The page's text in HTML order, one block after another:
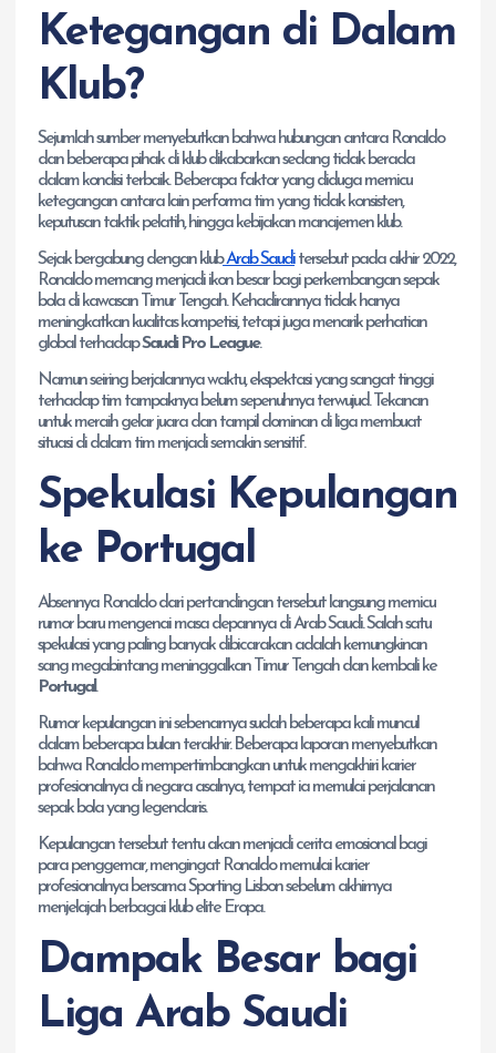
Ketegangan di Dalam
Klub?
Sejumlah sumber menyebutkan bahwa hubungan antara Ronaldo
dan beberapa pihak di klub dikabarkan sedang tidak berada
dalam kondisi terbaik. Beberapa faktor yang diduga memicu
ketegangan antara lain performa tim yang tidak konsisten,
keputusan taktik pelatih, hingga kebijakan manajemen klub.
Sejak bergabung dengan klubArab Sauditersebut pada akhir 2022,
Ronaldo memang menjadi ikon besar bagi perkembangan sepak
bola di kawasan Timur Tengah. Kehadirannya tidak hanya
meningkatkan kualitas kompetisi, tetapi juga menarik perhatian
global terhadapSaudi Pro League.
Namun seiring berjalannya waktu, ekspektasi yang sangat tinggi
terhadap tim tampaknya belum sepenuhnya terwujud. Tekanan
untuk meraih gelar juara dan tampil dominan di liga membuat
situasi di dalam tim menjadi semakin sensitif.
Spekulasi Kepulangan
ke Portugal
Absennya Ronaldo dari pertandingan tersebut langsung memicu
rumor baru mengenai masa depannya di Arab Saudi. Salah satu
spekulasi yang paling banyak dibicarakan adalah kemungkinan
sang megabintang meninggalkan Timur Tengah dan kembali ke
Portugal.
Rumor kepulangan ini sebenarnya sudah beberapa kali muncul
dalam beberapa bulan terakhir. Beberapa laporan menyebutkan
bahwa Ronaldo mempertimbangkan untuk mengakhiri karier
profesionalnya di negara asalnya, tempat ia memulai perjalanan
sepak bola yang legendaris.
Kepulangan tersebut tentu akan menjadi cerita emosional bagi
para penggemar, mengingat Ronaldo memulai karier
profesionalnya bersama Sporting Lisbon sebelum akhirnya
menjelajah berbagai klub elite Eropa.
Dampak Besar bagi
Liga Arab Saudi